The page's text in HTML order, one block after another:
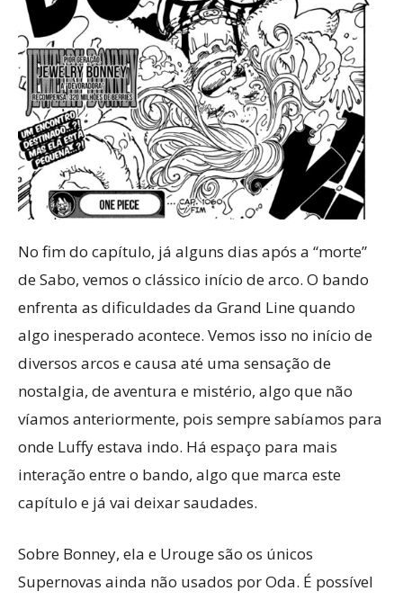
No fim do capítulo, já alguns dias após a “morte”
de Sabo, vemos o clássico início de arco. O bando
enfrenta as dificuldades da Grand Line quando
algo inesperado acontece. Vemos isso no início de
diversos arcos e causa até uma sensação de
nostalgia, de aventura e mistério, algo que não
víamos anteriormente, pois sempre sabíamos para
onde Luffy estava indo. Há espaço para mais
interação entre o bando, algo que marca este
capítulo e já vai deixar saudades.
Sobre Bonney, ela e Urouge são os únicos
Supernovas ainda não usados por Oda. É possível